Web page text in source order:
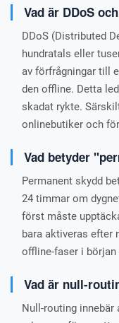
Vad är DDoS
DDoS (Distributed
hundratals eller
av förfrågningar till
den offline. Detta
skadat rykte.
onlinebutiker och
Vad betyder
Permanent skydd
24 timmar om
först måste
bara aktiveras efter
offline-faser i
Vad är null-
Null-routing innebär